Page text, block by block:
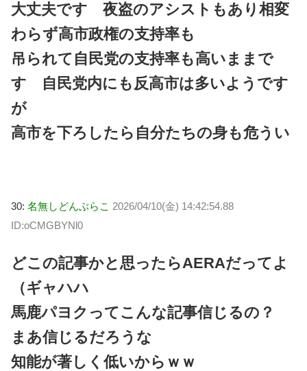
大丈夫です 夜盗のアシストもあり相変
わらず高市政権の支持率も
吊られて自民党の支持率も高いままで
す 自民党内にも反高市は多いようです
が
高市を下ろしたら自分たちの身も危うい
30: 名無しどんぶらこ 2026/04/10(金) 14:42:54.88
ID:oCMGBYNl0
どこの記事かと思ったらAERAだってよ
（ギャハハ
馬鹿パヨクってこんな記事信じるの？
まあ信じるだろうな
知能が著しく低いからｗｗ